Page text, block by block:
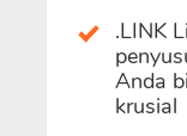
.LINK
Anda
krusial